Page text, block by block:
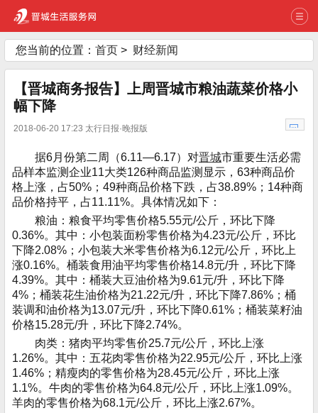
您当前的位置： 首页 > 财经新闻
【晋城商务报告】上周晋城市粮油蔬菜价格小
幅下降
2018-06-20 17:23 太行日报·晚报版
据6月份第二周（6.11—6.17）对晋城市重要生活必需
品样本监测企业11大类126种商品监测显示，63种商品价
格上涨，占50%；49种商品价格下跌，占38.89%；14种商
品价格持平，占11.11%。具体情况如下：
粮油：粮食平均零售价格5.55元/公斤，环比下降
0.36%。其中：小包装面粉零售价格为4.23元/公斤，环比
下降2.08%；小包装大米零售价格为6.12元/公斤，环比上
涨0.16%。桶装食用油平均零售价格14.8元/升，环比下降
4.39%。其中：桶装大豆油价格为9.61元/升，环比下降
4%；桶装花生油价格为21.22元/升，环比下降7.86%；桶
装调和油价格为13.07元/升，环比下降0.61%；桶装菜籽油
价格15.28元/升，环比下降2.74%。
肉类：猪肉平均零售价25.7元/公斤，环比上涨
1.26%。其中：五花肉零售价格为22.95元/公斤，环比上涨
1.46%；精瘦肉的零售价格为28.45元/公斤，环比上涨
1.1%。牛肉的零售价格为64.8元/公斤，环比上涨1.09%。
羊肉的零售价格为68.1元/公斤，环比上涨2.67%。